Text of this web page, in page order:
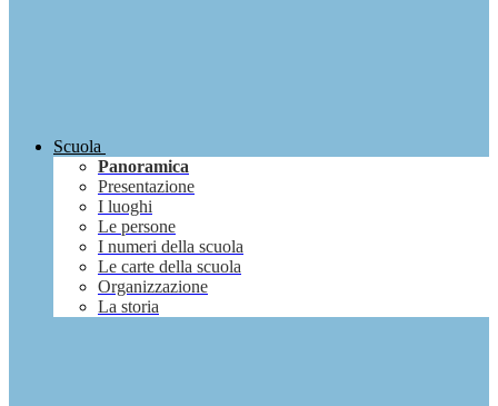
Scuola
Panoramica
Presentazione
I luoghi
Le persone
I numeri della scuola
Le carte della scuola
Organizzazione
La storia